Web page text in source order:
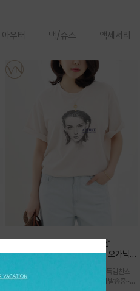
베라노바 어반 우먼 강연 코튼탑
(2color) *한여름 내내 입는 오가닉
워크 (Line Work) & 스케치/감각적
인 아트워크 프린트가 시선을 끄는 루즈
md강력추천 2026 신상품 ★대박 득템찬스
~~ 주.문.대.폭.주 - 전컬러 인기~순차발송중~★
아우터 백/슈즈 액세서리